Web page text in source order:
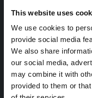
This website uses
We use cookies to
provide social media
We also share
our social media,
may combine it with
provided to them or
Monetarisierung von
Integration von
Ladestationsmanagement
Fleet Charging
eCharge+